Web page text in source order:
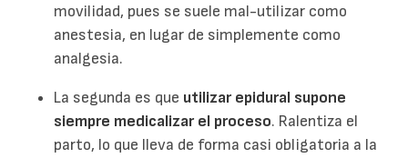
movilidad, pues se suele mal-utilizar como
anestesia, en lugar de simplemente como
analgesia.
La segunda es que utilizar epidural supone
siempre medicalizar el proceso. Ralentiza el
parto, lo que lleva de forma casi obligatoria a la